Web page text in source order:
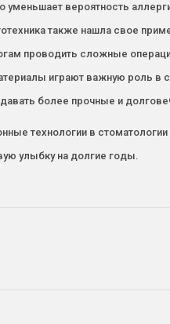
уменьшает вероятность
также нашла свое
проводить сложные
играют важную роль в
более прочные и
технологии в
улыбку на долгие годы.